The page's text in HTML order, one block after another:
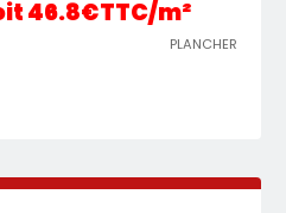
46.8€TTC/m²
PLANCHER